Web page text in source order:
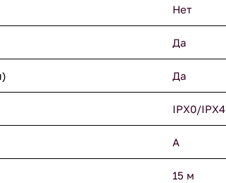
Нет
Да
Да
IPX0/IPX4
A
15 м